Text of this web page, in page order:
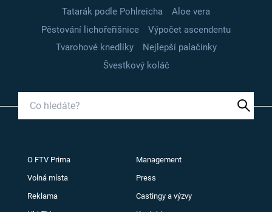
Tatarák podle Pohlreicha
Aloe vera
Pěstování lichořeřišnice
Výpočet ascendentu
Tvarohové knedlíky
Nejlepší palačinky
Švestkový koláč
O FTV Prima Management
Volná místa Press
Reklama Castingy a výzvy